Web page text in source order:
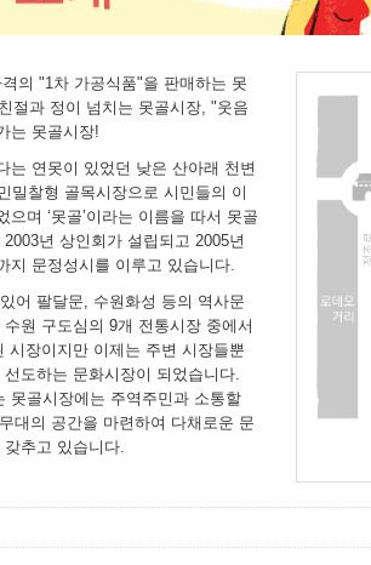
의 "1차 가공식품"을 판매하는 못
절과 정이 넘치는 못골시장, "웃음
는 못골시장!
는 연못이 있었던 낮은 산아래 천변
밀찰형 골목시장으로 시민들의 이
며 ‘못골’이라는 이름을 따서 못골
년 상인회가 설립되고 2005년
지 문정성시를 이루고 있습니다.
어 팔달문, 수원화성 등의 역사문
원 구도심의 9개 전통시장 중에서
시장이지만 이제는 주변 시장들뿐
도하는 문화시장이 되었습니다.
못골시장에는 주역주민과 소통할
대의 공간을 마련하여 다채로운 문
추고 있습니다.